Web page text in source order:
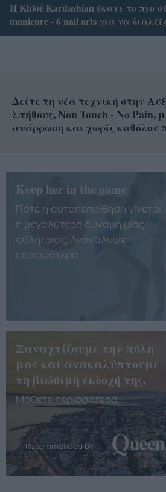
H Khloé Kardashian έκανε το πιο
manicure - 6 nail arts για να
Δείτε τη νέα τεχνική στην
Στήθους, Non Touch - No Pain,
ανάρρωση και χωρίς καθόλου
Keep her in the game
Πότε η αυτοπεποίθηση γίνεται
η μεγαλύτερη δύναμη μίας
αθλήτριας; Ανακάλυψε
περισσότερα
Ξαναχτίζουμε την πόλη
μας και ανακαλύπτουμε
τη βιώσιμη εκδοχή της.
Μάθετε περισσότερα
Recommended by